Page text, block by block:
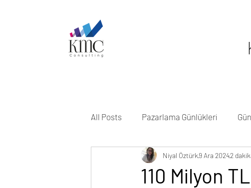
All Posts Pazarlama Günlükleri
110 Milyon
Niyal Öztürk9 Ara 20242